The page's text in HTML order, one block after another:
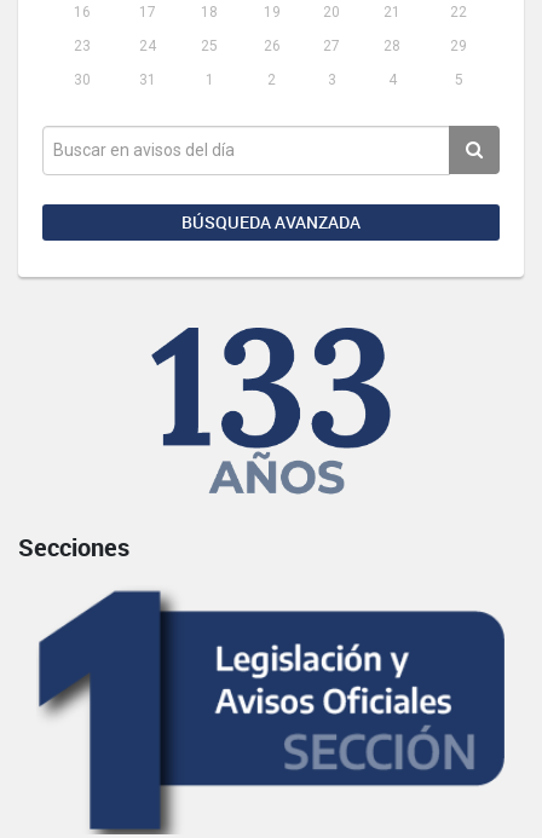
16
17 18 19 20 21
22
23
24 25 26 27 28
29
30
31 1 2 3 4 5
BÚSQUEDA AVANZADA
Secciones